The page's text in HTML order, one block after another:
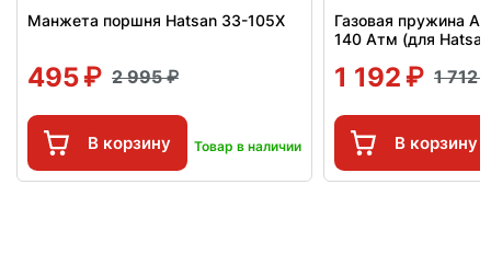
Манжета поршня Hatsan 33-105X
495 2 995
В корзину Товар в наличии
Газовая пружина
140 Атм (для
1 192 1 712
В корзину